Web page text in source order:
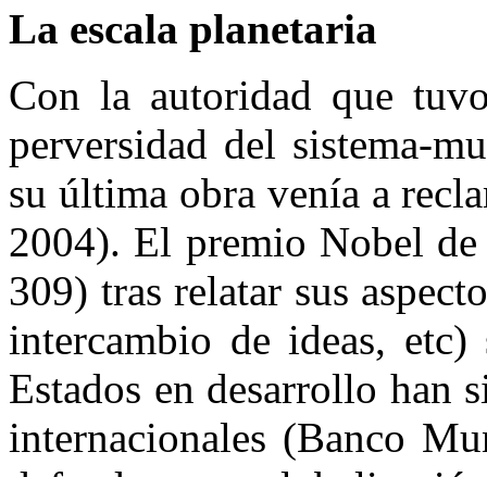
La escala planetaria
Con la autoridad que
perversidad del sistema-
su última obra venía a
2004). El premio Nobel
309) tras relatar sus
intercambio de ideas,
Estados en desarrollo han
internacionales (Banco